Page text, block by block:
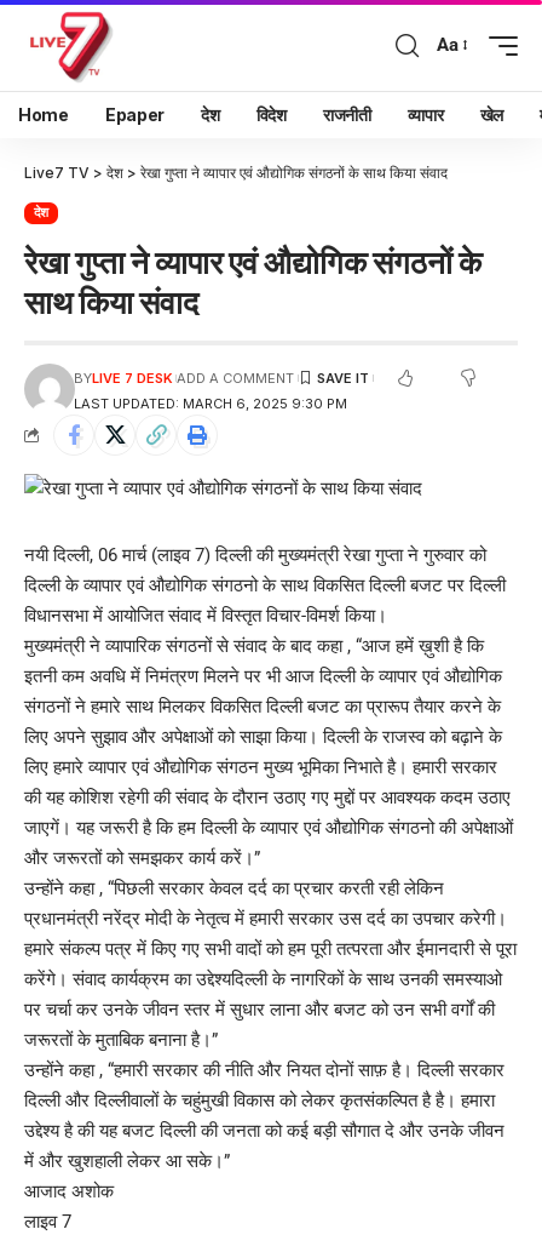
Aa
Home Epaper देश विदेश राजनीती व्यापार खेल
Live7 TV > देश > रेखा गुप्ता ने व्यापार एवं औद्योगिक संगठनों के साथ किया संवाद
देश
रेखा गुप्ता ने व्यापार एवं औद्योगिक संगठनों के
साथ किया संवाद
LAST UPDATED: MARCH 6, 2025 9:30 PM
BYLIVE 7 DESK ADD A COMMENT
नयी दिल्ली, 06 मार्च (लाइव 7) दिल्ली की मुख्यमंत्री रेखा गुप्ता ने गुरुवार को
दिल्ली के व्यापार एवं औद्योगिक संगठनो के साथ विकसित दिल्ली बजट पर दिल्ली
विधानसभा में आयोजित संवाद में विस्तृत विचार-विमर्श किया।
मुख्यमंत्री ने व्यापारिक संगठनों से संवाद के बाद कहा , “आज हमें ख़ुशी है कि
इतनी कम अवधि में निमंत्रण मिलने पर भी आज दिल्ली के व्यापार एवं औद्योगिक
संगठनों ने हमारे साथ मिलकर विकसित दिल्ली बजट का प्रारूप तैयार करने के
लिए अपने सुझाव और अपेक्षाओं को साझा किया। दिल्ली के राजस्व को बढ़ाने के
लिए हमारे व्यापार एवं औद्योगिक संगठन मुख्य भूमिका निभाते है। हमारी सरकार
की यह कोशिश रहेगी की संवाद के दौरान उठाए गए मुद्दों पर आवश्यक कदम उठाए
जाएगें। यह जरूरी है कि हम दिल्ली के व्यापार एवं औद्योगिक संगठनो की अपेक्षाओं
और जरूरतों को समझकर कार्य करें।”
उन्होंने कहा , “पिछली सरकार केवल दर्द का प्रचार करती रही लेकिन
प्रधानमंत्री नरेंद्र मोदी के नेतृत्व में हमारी सरकार उस दर्द का उपचार करेगी।
हमारे संकल्प पत्र में किए गए सभी वादों को हम पूरी तत्परता और ईमानदारी से पूरा
करेंगे। संवाद कार्यक्रम का उद्देश्यदिल्ली के नागरिकों के साथ उनकी समस्याओ
पर चर्चा कर उनके जीवन स्तर में सुधार लाना और बजट को उन सभी वर्गों की
जरूरतों के मुताबिक बनाना है।”
उन्होंने कहा , “हमारी सरकार की नीति और नियत दोनों साफ़ है। दिल्ली सरकार
दिल्ली और दिल्लीवालों के चहुंमुखी विकास को लेकर कृतसंकल्पित है है। हमारा
उद्देश्य है की यह बजट दिल्ली की जनता को कई बड़ी सौगात दे और उनके जीवन
में और खुशहाली लेकर आ सके।”
आजाद अशोक
लाइव 7